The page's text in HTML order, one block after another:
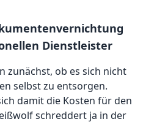
Dienstleister
zunächst, ob es sich nicht
selbst zu entsorgen.
damit die Kosten für den
schreddert ja in der